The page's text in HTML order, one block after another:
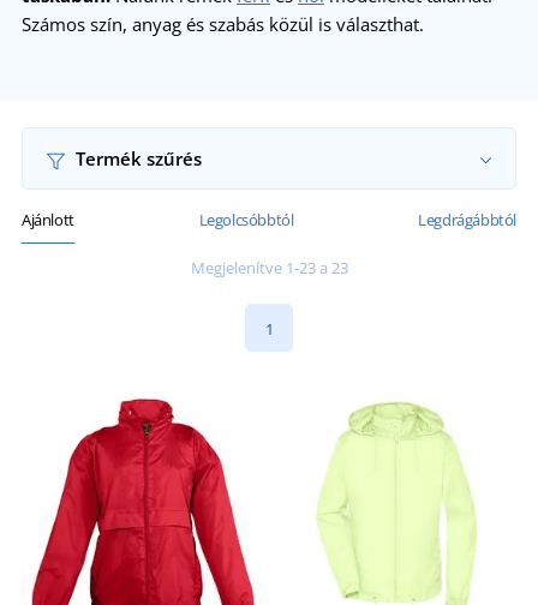
Számos szín, anyag és szabás közül is választhat.
Termék szűrés
Ajánlott Legolcsóbbtól Legdrágábbtól
Megjelenítve 1-23 a 23
1